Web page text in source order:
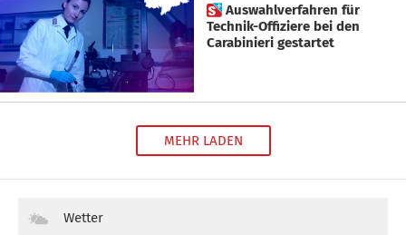
 Auswahlverfahren für
Technik-Offiziere bei den
Carabinieri gestartet
MEHR LADEN
Wetter